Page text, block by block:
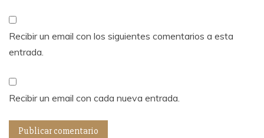
Recibir un email con los siguientes comentarios a esta
entrada.
Recibir un email con cada nueva entrada.